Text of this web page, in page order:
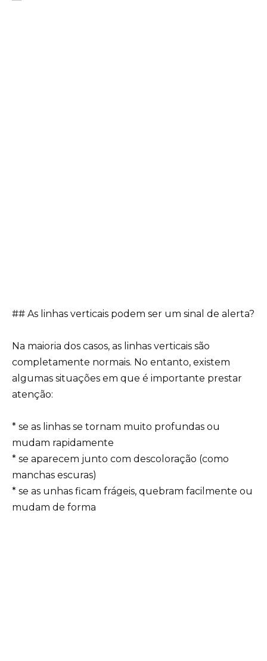
## As linhas verticais podem ser um sinal de alerta?
Na maioria dos casos, as linhas verticais são
completamente normais. No entanto, existem
algumas situações em que é importante prestar
atenção:
* se as linhas se tornam muito profundas ou
mudam rapidamente
* se aparecem junto com descoloração (como
manchas escuras)
* se as unhas ficam frágeis, quebram facilmente ou
mudam de forma